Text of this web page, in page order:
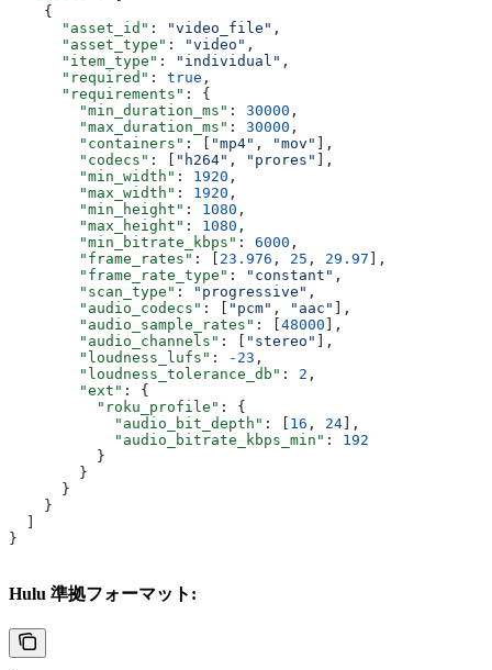
    {
      "asset_id"
: "video_file" ,
      "asset_type"
: "video" ,
      "item_type"
: "individual" ,
      "required"
: true ,
      "requirements"
: {
        "min_duration_ms"
: 30000 ,
        "max_duration_ms"
: 30000 ,
        "containers"
: [ "mp4" , "mov" ],
        "codecs"
: [ "h264" , "prores" ],
        "min_width"
: 1920 ,
        "max_width"
: 1920 ,
        "min_height"
: 1080 ,
        "max_height"
: 1080 ,
        "min_bitrate_kbps"
: 6000 ,
        "frame_rates"
: [ 23.976 , 25 , 29.97 ],
        "frame_rate_type"
: "constant" ,
        "scan_type"
: "progressive" ,
        "audio_codecs"
: [ "pcm" , "aac" ],
        "audio_sample_rates"
: [48000 ],
        "audio_channels"
: [ "stereo" ],
        "loudness_lufs"
: -23 ,
        "loudness_tolerance_db"
: 2 ,
        "ext"
: {
          "roku_profile"
: {
            "audio_bit_depth"
: [ 16 , 24],
            "audio_bitrate_kbps_min"
: 192
          }
        }
      }
    }
  ]
}
Hulu 準拠フォーマット: